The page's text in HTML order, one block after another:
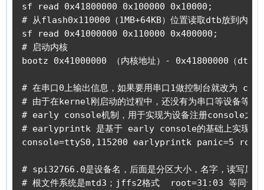
sf read 0x41800000 0x100000 0x10000;
# 从flash0x110000（1MB+64KB）位置读取dtb放到内存
sf read 0x41000000 0x110000 0x400000;
# 启动内核
bootz 0x41000000 （内核地址）- 0x41800000（dtb
# 在串口0上输出信息，如果要用串口1做控制台就改为
# 由于在kernel刚启动的过程中，还没有为串口等设备等
# early console机制，用于实现为设备注册console之前
# earlyprintk 是基于 early console的基础上实现
console=ttyS0,115200 earlyprintk panic=5
# spi32766.0是设备名，后面是分区大小，名字，读写属性
# 根文件系统是mtd3；jffs2格式  root=31:03 等同于 /